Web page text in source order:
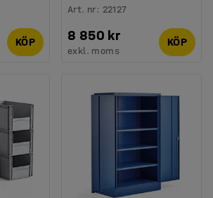
KÖP
Art. nr: 22127
8 850 kr
exkl. moms
KÖP